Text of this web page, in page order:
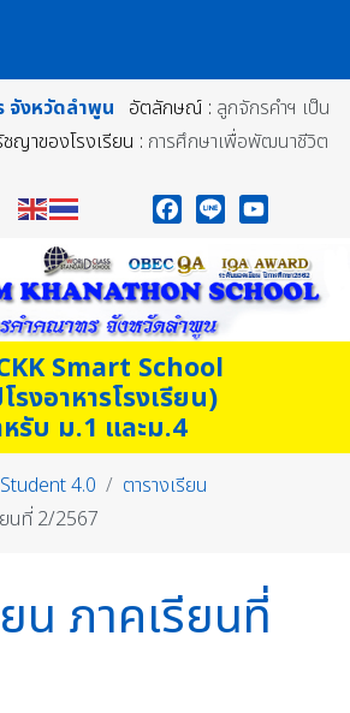
จังหวัดลำพูน อัตลักษณ์ : ลูกจักรคำฯ เป็น
ญาของโรงเรียน : การศึกษาเพื่อพัฒนาชีวิต
Smart School
รงอาหารโรงเรียน)
รับ ม.1 และม.4
Student 4.0
ตารางเรียน
ยนที่ 2/2567
น ภาคเรียนที่